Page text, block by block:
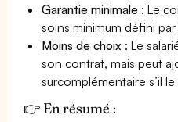
Garantie minimale : Le
soins minimum défini par
Moins de choix : Le
son contrat, mais peut
surcomplémentaire s’il
👉 En résumé :